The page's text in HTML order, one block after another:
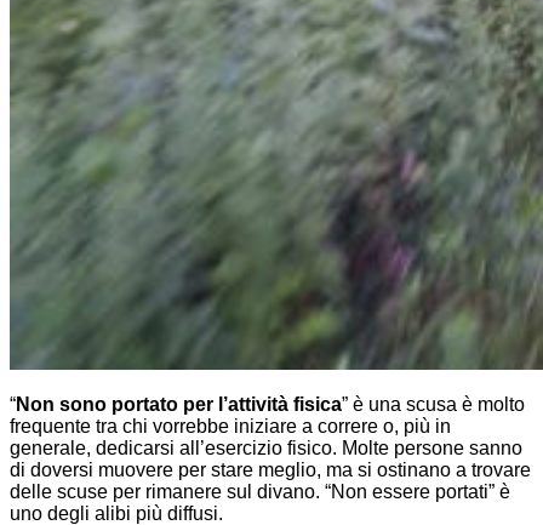
“Non sono portato per l’attività fisica” è una scusa è molto
frequente tra chi vorrebbe iniziare a correre o, più in
generale, dedicarsi all’esercizio fisico. Molte persone sanno
di doversi muovere per stare meglio, ma si ostinano a trovare
delle scuse per rimanere sul divano. “Non essere portati” è
uno degli alibi più diffusi.